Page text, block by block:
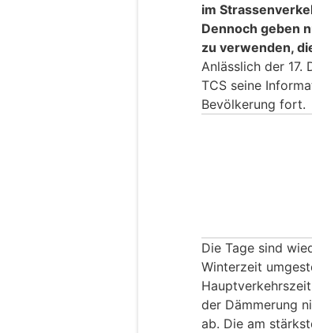
im
Dennoch geben
zu verwenden,
Anlässlich der
TCS seine
Bevölkerung fort.
Die Tage sind
Winterzeit
der Dämmerung
ab. Die am